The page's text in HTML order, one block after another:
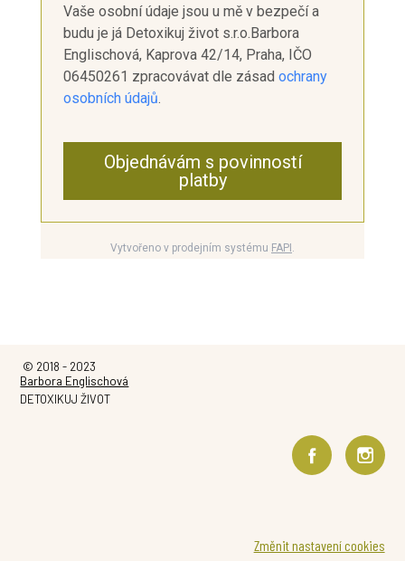
Vaše osobní údaje jsou u mě v bezpečí a
budu je já Detoxikuj život s.r.o.Barbora
Englischová, Kaprova 42/14, Praha, IČO
06450261 zpracovávat dle zásad ochrany
osobních údajů.
Objednávám s povinností
platby
Vytvořeno v prodejním systému FAPI .
© 2018 - 2023
Barbora Englischová
DETOXIKUJ ŽIVOT
Změnit nastavení cookies